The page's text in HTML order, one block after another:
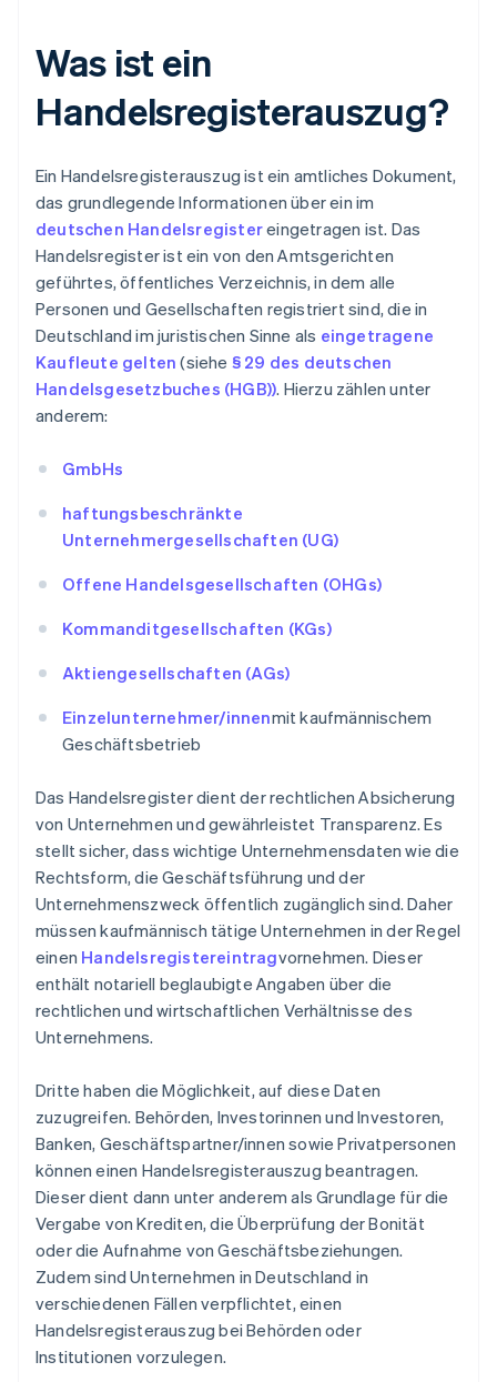
Was ist ein
Handelsregisterauszug?
Ein Handelsregisterauszug ist ein amtliches Dokument,
das grundlegende Informationen über ein im
deutschen Handelsregistereingetragen ist. Das
Handelsregister ist ein von den Amtsgerichten
geführtes, öffentliches Verzeichnis, in dem alle
Personen und Gesellschaften registriert sind, die in
Deutschland im juristischen Sinne als eingetragene
Kaufleute gelten(siehe § 29 des deutschen
Handelsgesetzbuches (HGB)). Hierzu zählen unter
anderem:
GmbHs
haftungsbeschränkte
Unternehmergesellschaften (UG)
Offene Handelsgesellschaften (OHGs)
Kommanditgesellschaften (KGs)
Aktiengesellschaften (AGs)
Einzelunternehmer/innenmit kaufmännischem
Geschäftsbetrieb
Das Handelsregister dient der rechtlichen Absicherung
von Unternehmen und gewährleistet Transparenz. Es
stellt sicher, dass wichtige Unternehmensdaten wie die
Rechtsform, die Geschäftsführung und der
Unternehmenszweck öffentlich zugänglich sind. Daher
müssen kaufmännisch tätige Unternehmen in der Regel
einen Handelsregistereintragvornehmen. Dieser
enthält notariell beglaubigte Angaben über die
rechtlichen und wirtschaftlichen Verhältnisse des
Unternehmens.
Dritte haben die Möglichkeit, auf diese Daten
zuzugreifen. Behörden, Investorinnen und Investoren,
Banken, Geschäftspartner/innen sowie Privatpersonen
können einen Handelsregisterauszug beantragen.
Dieser dient dann unter anderem als Grundlage für die
Vergabe von Krediten, die Überprüfung der Bonität
oder die Aufnahme von Geschäftsbeziehungen.
Zudem sind Unternehmen in Deutschland in
verschiedenen Fällen verpflichtet, einen
Handelsregisterauszug bei Behörden oder
Institutionen vorzulegen.